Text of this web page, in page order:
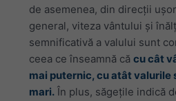
de asemenea, din direcții
general, viteza vântului și
semnificativă a valului sunt
ceea ce înseamnă că cu cât
mai puternic, cu atât valurile
mari. În plus, săgețile indică